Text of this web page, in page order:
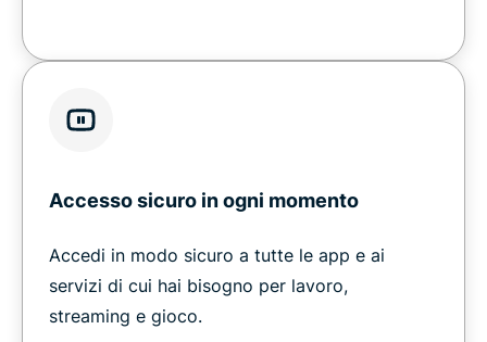
Accesso sicuro in ogni momento
Accedi in modo sicuro a tutte le app e ai
servizi di cui hai bisogno per lavoro,
streaming e gioco.